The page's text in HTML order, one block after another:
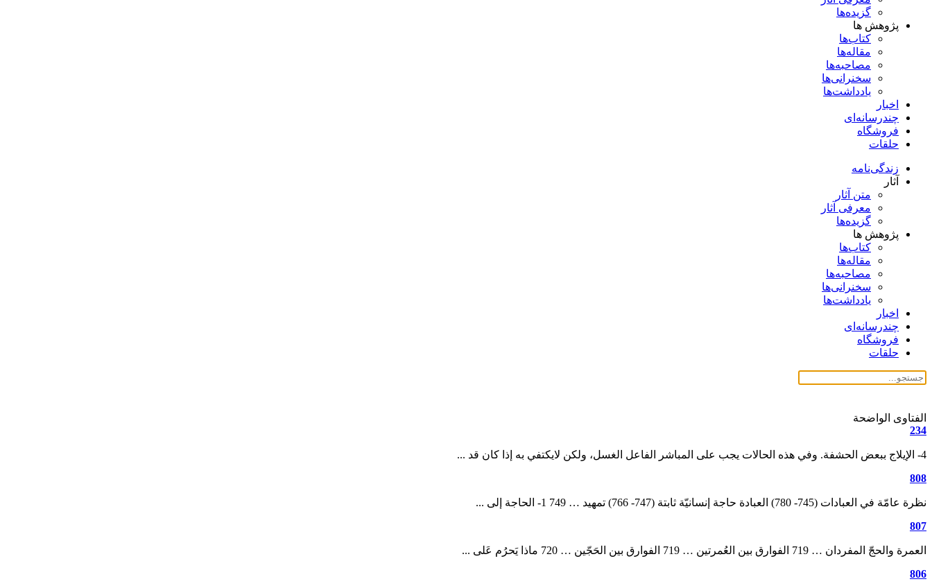
گزیده‌ها
پژوهش ها
کتاب‌ها
مقاله‌ها
مصاحبه‌ها
سخنرانی‌ها
یادداشت‌ها
اخبار
چندرسانه‌ای
فروشگاه
حلقات
زندگی‌نامه
آثار
متن آثار
معرفی آثار
گزیده‌ها
پژوهش ها
کتاب‌ها
مقاله‌ها
مصاحبه‌ها
سخنرانی‌ها
یادداشت‌ها
اخبار
چندرسانه‌ای
فروشگاه
حلقات
الفتاوی الواضحة
234
4- الإيلاج ببعض الحشفة. وفي هذه الحالات يجب على المباشر الفاعل الغسل، ولكن لايكتفي به إذا كان قد ...
808
نظرة عامّة في العبادات‏ (745- 780) العبادة حاجة إنسانيّة ثابتة (747- 766) تمهيد … 749 1- الحاجة إلى ...
807
العمرة والحجّ المفردان … 719 الفوارق بين العُمرتين … 719 الفوارق بين الحَجّين … 720 ماذا يَحرُم عَلى ...
806